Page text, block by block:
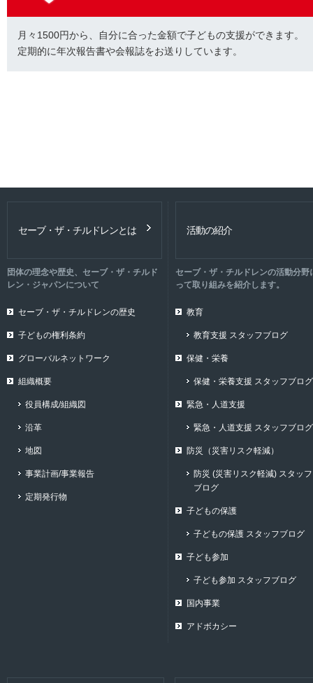
月々1500円から、自分に合った金額で子どもの支援ができます。
定期的に年次報告書や会報誌をお送りしています。
セーブ・ザ・チルドレンとは
団体の理念や歴史、セーブ・ザ・チルド
レン・ジャパンについて
セーブ・ザ・チルドレンの歴史
子どもの権利条約
グローバルネットワーク
組織概要
役員構成/組織図
沿革
地図
事業計画/事業報告
定期発行物
活動の紹介
セーブ・ザ・チルドレンの活動分野
って取り組みを紹介します。
教育
教育支援 スタッフブログ
保健・栄養
保健・栄養支援 スタッフブログ
緊急・人道支援
緊急・人道支援 スタッフブログ
防災（災害リスク軽減）
防災 (災害リスク軽減) スタッフ
ブログ
子どもの保護
子どもの保護 スタッフブログ
子ども参加
子ども参加 スタッフブログ
国内事業
アドボカシー